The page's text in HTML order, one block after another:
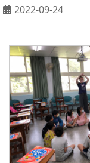
2022-09-24